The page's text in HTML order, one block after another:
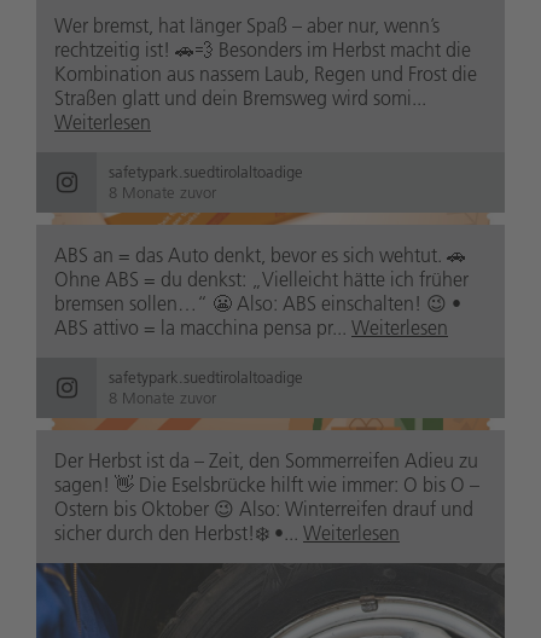
safetypark.suedtirolaltoadige
8 Monate zuvor
safetypark.suedtirolaltoadige
8 Monate zuvor
Wer bremst, hat länger Spaß – aber nur, wenn’s
rechtzeitig ist! 🚗💨 Besonders im Herbst macht die
Kombination aus nassem Laub, Regen und Frost die
Straßen glatt und dein Bremsweg wird somi...
Weiterlesen
safetypark.suedtirolaltoadige
8 Monate zuvor
ABS an = das Auto denkt, bevor es sich wehtut. 🚗
Ohne ABS = du denkst: „Vielleicht hätte ich früher
bremsen sollen…“ 😬 Also: ABS einschalten! 😉 •
ABS attivo = la macchina pensa pr... Weiterlesen
safetypark.suedtirolaltoadige
8 Monate zuvor
Der Herbst ist da – Zeit, den Sommerreifen Adieu zu
sagen! 👋 Die Eselsbrücke hilft wie immer: O bis O –
Ostern bis Oktober 😉 Also: Winterreifen drauf und
sicher durch den Herbst!❄️ •... Weiterlesen